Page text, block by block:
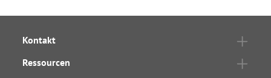
Kontakt
Ressourcen